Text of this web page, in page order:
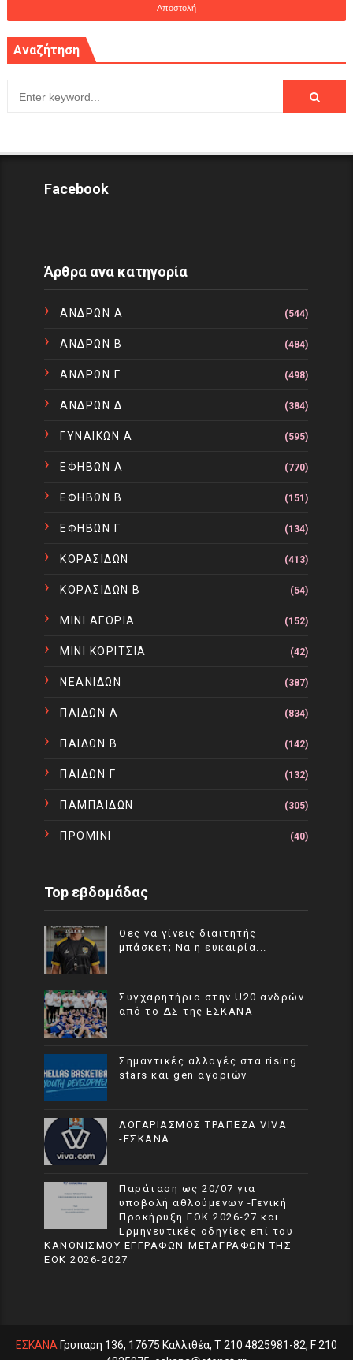
Αναζήτηση
Facebook
Άρθρα ανα κατηγορία
ΑΝΔΡΩΝ Α (544)
ΑΝΔΡΩΝ Β (484)
ΑΝΔΡΩΝ Γ (498)
ΑΝΔΡΩΝ Δ (384)
ΓΥΝΑΙΚΩΝ Α (595)
ΕΦΗΒΩΝ Α (770)
ΕΦΗΒΩΝ Β (151)
ΕΦΗΒΩΝ Γ (134)
ΚΟΡΑΣΙΔΩΝ (413)
ΚΟΡΑΣΙΔΩΝ Β (54)
ΜΙΝΙ ΑΓΟΡΙΑ (152)
ΜΙΝΙ ΚΟΡΙΤΣΙΑ (42)
ΝΕΑΝΙΔΩΝ (387)
ΠΑΙΔΩΝ Α (834)
ΠΑΙΔΩΝ Β (142)
ΠΑΙΔΩΝ Γ (132)
ΠΑΜΠΑΙΔΩΝ (305)
ΠΡΟΜΙΝΙ (40)
Top εβδομάδας
Θες να γίνεις διαιτητής
μπάσκετ; Να η ευκαιρία...
Συγχαρητήρια στην U20 ανδρών
από το ΔΣ της ΕΣΚΑΝΑ
Σημαντικές αλλαγές στα rising
stars και gen αγοριών
ΛΟΓΑΡΙΑΣΜΟΣ ΤΡΑΠΕΖΑ VIVA
-ΕΣΚΑΝΑ
Παράταση ως 20/07 για
υποβολή αθλούμενων -Γενική
Προκήρυξη ΕΟΚ 2026-27 και
Ερμηνευτικές οδηγίες επί του
ΚΑΝΟΝΙΣΜΟΥ ΕΓΓΡΑΦΩΝ-ΜΕΤΑΓΡΑΦΩΝ ΤΗΣ
ΕΟΚ 2026-2027
ΕΣΚΑΝΑΓρυπάρη 136, 17675 Καλλιθέα, T 210 4825981-82, F 210